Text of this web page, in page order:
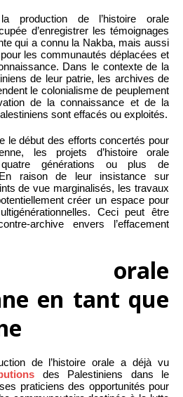
production de l’histoire orale
d’enregistrer les témoignages
qui a connu la Nakba, mais aussi
les communautés déplacées et
Dans le contexte de la
de leur patrie, les archives de
le colonialisme de peuplement
de la connaissance et de la
sont effacés ou exploités.
le début des efforts concertés pour
les projets d’histoire orale
quatre générations ou plus de
raison de leur insistance sur
de vue marginalisés, les travaux
créer un espace pour
Ceci peut être
archive envers l’effacement
orale
en tant que
de l’histoire orale a déjà vu
des Palestiniens dans le
praticiens des opportunités pour